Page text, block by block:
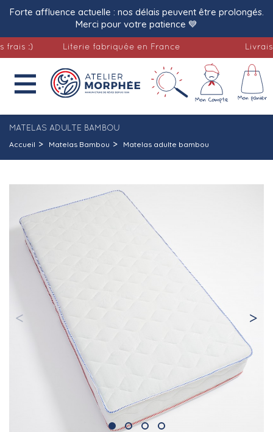
Forte affluence actuelle : nos délais peuvent être prolongés.
Merci pour votre patience 💙
:) Literie fabriquée en France Livraison

MATELAS ADULTE BAMBOU
Accueil Matelas Bambou Matelas adulte bambou